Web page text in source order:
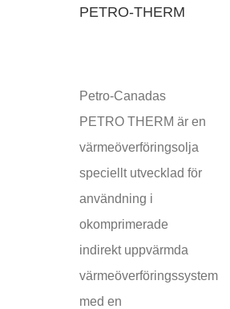
PETRO-THERM
Petro-Canadas
PETRO THERM är en
värmeöverföringsolja
speciellt utvecklad för
användning i
okomprimerade
indirekt uppvärmda
värmeöverföringssystem
med en